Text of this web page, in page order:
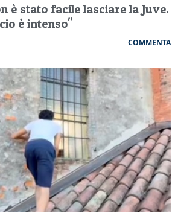
è stato facile lasciare la Juve.
è intenso"
COMMENTA